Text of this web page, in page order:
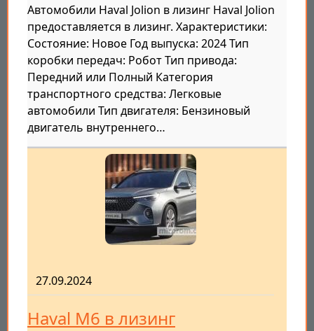
Автомобили Haval Jolion в лизинг Haval Jolion
предоставляется в лизинг. Характеристики:
Состояние: Новое Год выпуска: 2024 Тип
коробки передач: Робот Тип привода:
Передний или Полный Категория
транспортного средства: Легковые
автомобили Тип двигателя: Бензиновый
двигатель внутреннего…
27.09.2024
Haval M6 в лизинг